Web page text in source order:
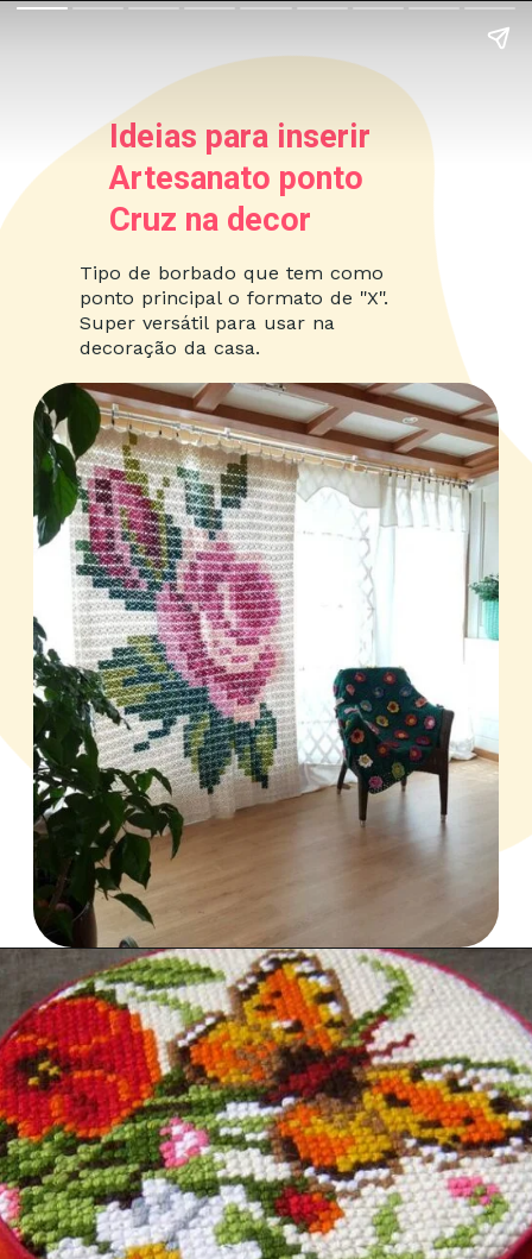
Tipo de borbado que tem como
ponto principal o formato de "X".
Super versátil para usar na
decoração da casa.
Ideias para inserir
Artesanato ponto
Cruz na decor